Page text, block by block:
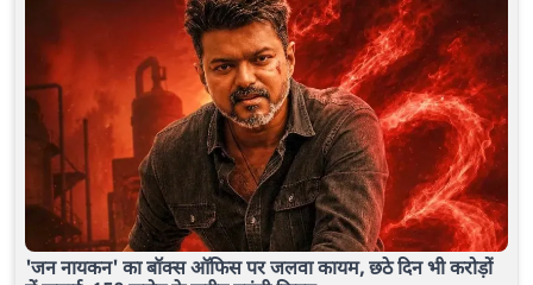
'जन नायकन' का बॉक्स ऑफिस पर जलवा कायम, छठे दिन भी करोड़ों